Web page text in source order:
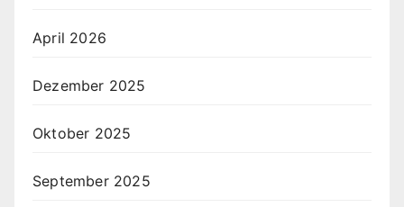
April 2026
Dezember 2025
Oktober 2025
September 2025